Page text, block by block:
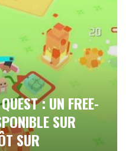
: UN FREE-
SUR
SUR